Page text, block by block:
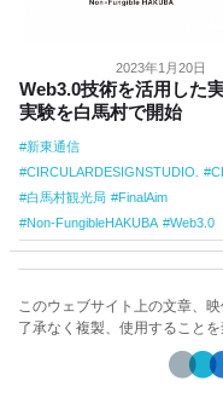
2023年1月20日
Web3.0技術を活用した
実験を白馬村で開始
新東通信
CIRCULARDESIGNSTUDIO.
白馬村観光局
FinalAim
Non-FungibleHAKUBA
Web3.0
このウェブサイト上の文章、
了承なく複製、使用することを